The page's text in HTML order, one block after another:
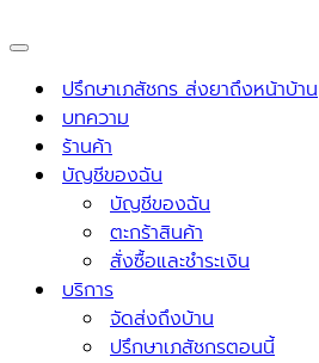
Navigation
Menu ปรึกษาเภสัชกร ส่งยาถึงหน้าบ้าน
บทความ
ร้านค้า
บัญชีของฉัน
บัญชีของฉัน
ตะกร้าสินค้า
สั่งซื้อและชำระเงิน
บริการ
จัดส่งถึงบ้าน
ปรึกษาเภสัชกรตอนนี้